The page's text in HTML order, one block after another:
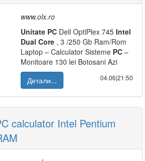
www.olx.ro
Unitate PC Dell OptiPlex 745 Intel
Dual Core , 3 /250 Gb Ram/Rom
Laptop – Calculator Sisteme PC –
Monitoare 130 lei Botosani Azi
Детали...
04.06|21:50
calculator Intel Pentium